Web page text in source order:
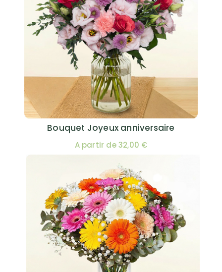
Bouquet Joyeux anniversaire
A partir de 32,00 €